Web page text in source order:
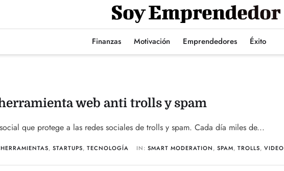
Finanzas Motivación Emprendedores Éxito
web anti trolls y spam
que protege a las redes sociales de trolls y spam. Cada día miles de...
HERRAMIENTAS, STARTUPS, TECNOLOGÍA IN: SMART MODERATION, SPAM, TROLLS, VIDEO